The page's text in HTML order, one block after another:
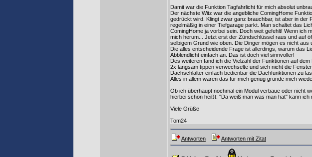
Damit war die Funktion Tagfahrlicht für mich absolut
Der nächste Witz war die angebliche ComingHome
gedrückt wird. Klingt zwar ganz brauchbar, ist aber in
regelmäßig in einer Tiefgarage parkt. Man schaltet das
ComingHome ja vorbei sein. Doch weit gefehlt! Wenn ich
mich herum... Jetzt erst der Zündschlüssel raus und auf
selbigem Grund wie oben. Die Dinger mögen es nicht
Die alles entscheidende Frage ist allerdings, warum das
Abblendlicht einfach an. Das ist doch viel sinnvoller!
Des weiteren fand ich die Vielzahl der Funktionen auf
2x langsam tippen verwechselte und sich nicht die
Dachschlalter einfach bedienbar die Dachfunktionen zu
Alles in allem waren das für mich genug gründe mich
Ob ich überhaupt nochmal ein Modul verbaue oder nicht
hierbei schon heißt: "Da weiß man was man hat" kann
Viele Grüße
Tom24
Antworten Antworten mit Zitat